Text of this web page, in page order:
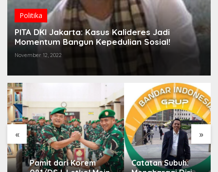
Politika
PITA DKI Jakarta: Kasus Kalideres Jadi
Momentum Bangun Kepedulian Sosial!
November 12, 2022
« »
Pamit dari Korem
Catatan Subuh: